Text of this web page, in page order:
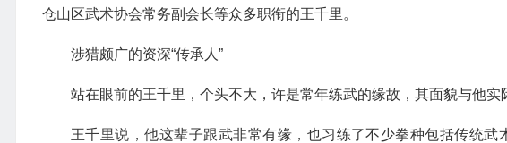
仓山区武术协会常务副会长等众多职衔的王千里。
涉猎颇广的资深“传承人”
站在眼前的王千里，个头不大，许是常年练武的缘故，其面貌与他实
王千里说，他这辈子跟武非常有缘，也习练了不少拳种包括传统